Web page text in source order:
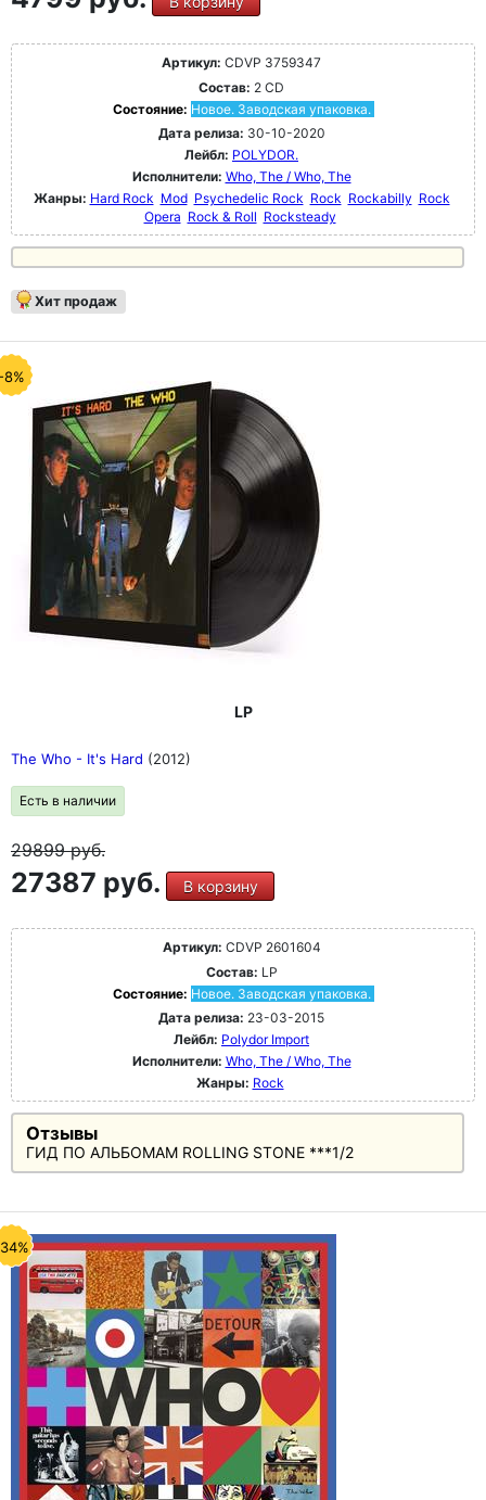
Артикул: CDVP 3759347
Состав: 2 CD
Состояние: Новое. Заводская упаковка.
Дата релиза: 30-10-2020
Лейбл: POLYDOR.
Исполнители: Who, The / Who, The
Жанры: Hard Rock Mod Psychedelic Rock Rock Rockabilly Rock
Opera Rock & Roll Rocksteady
Хит продаж
8%
LP
The Who - It's Hard (2012)
Есть в наличии
29899руб.
27387 руб. В корзину
Артикул: CDVP 2601604
Состав: LP
Состояние: Новое. Заводская упаковка.
Дата релиза: 23-03-2015
Лейбл: Polydor Import
Исполнители: Who, The / Who, The
Жанры: Rock
Отзывы
ГИД ПО АЛЬБОМАМ ROLLING STONE ***1/2